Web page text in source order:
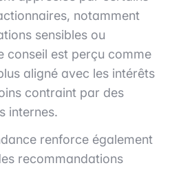
notamment
sensibles ou
conseil est perçu comme
aligné avec les intérêts
contraint par des
internes.
renforce également
recommandations